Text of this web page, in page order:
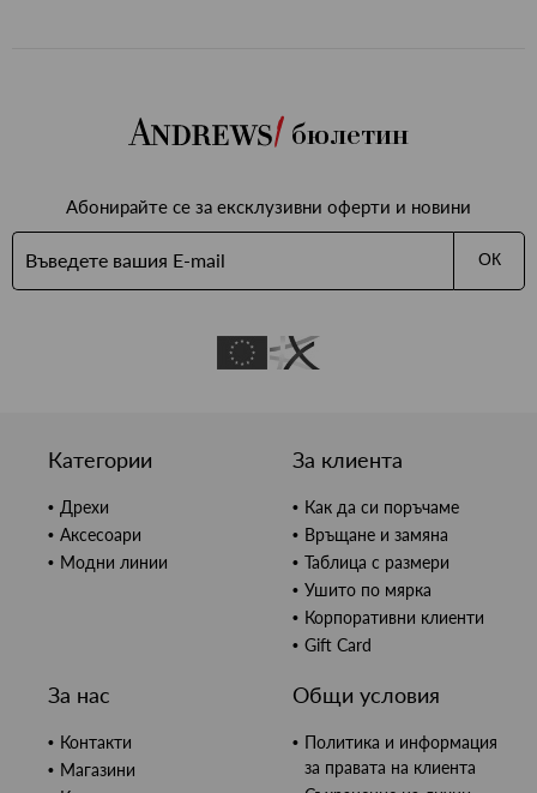
бюлетин
Абонирайте се за ексклузивни оферти и новини
ОК
Категории
Дрехи
Аксесоари
Модни линии
За клиента
Как да си поръчаме
Връщане и замяна
Таблица с размери
Ушито по мярка
Корпоративни клиенти
Gift Card
За нас
Контакти
Магазини
Общи условия
Политика и информация
за правата на клиента